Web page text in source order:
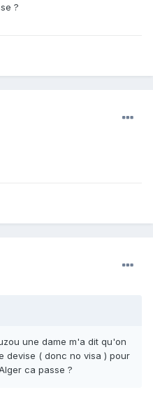
?
une dame m'a dit qu'on
devise ( donc no visa ) pour
ca passe ?